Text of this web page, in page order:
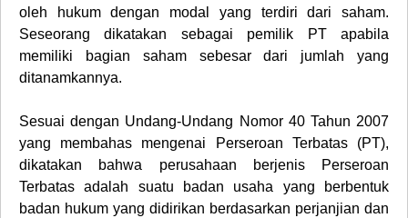
oleh hukum dengan modal yang terdiri dari saham.
Seseorang dikatakan sebagai pemilik PT apabila
memiliki bagian saham sebesar dari jumlah yang
ditanamkannya.
Sesuai dengan Undang-Undang Nomor 40 Tahun 2007
yang membahas mengenai
Perseroan Terbatas (PT),
dikatakan bahwa perusahaan berjenis Perseroan
Terbatas adalah suatu badan usaha yang berbentuk
badan hukum yang didirikan berdasarkan perjanjian dan